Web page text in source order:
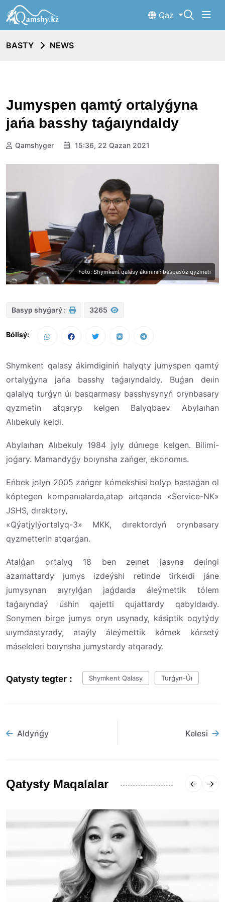
Qaz
BASTY NEWS
Jumyspen qamtý ortalyǵyna
jańa basshy taǵaıyndaldy
Qamshyger 15:36, 22 Qazan 2021
Foto: Shymkent qalasy ákiminiń baspasóz qyzmeti
Basyp shyǵarý : 3265
Bólisý:
Shymkent qalasy ákimdiginiń halyqty jumyspen qamtý
ortalyǵyna jańa basshy taǵaıyndaldy. Buǵan deıin
qalalyq turǵyn úı basqarmasy basshysynyń orynbasary
qyzmetin atqaryp kelgen Balyqbaev Abylaıhan
Alıbekuly keldi.
Abylaıhan Alıbekuly 1984 jyly dúnıege kelgen. Bilimi-
joǵary. Mamandyǵy boıynsha zańger, ekonomıs.
Eńbek jolyn 2005 zańger kómekshisi bolyp bastaǵan ol
kóptegen kompanıalarda,atap aıtqanda «Service-NK»
JSHS, dırektory,
«Qýatjylýortalyq-3» MKK, dırektordyń orynbasary
qyzmetterin atqarǵan.
Atalǵan ortalyq 18 ben zeınet jasyna deıingi
azamattardy jumys izdeýshi retinde tirkeıdi jáne
jumysynan aıyrylǵan jaǵdaıda áleýmettik tólem
taǵaıyndaý úshin qajetti qujattardy qabyldaıdy.
Sonymen birge jumys oryn usynady, kásiptik oqytýdy
uıymdastyrady, ataýly áleýmettik kómek kórsetý
máseleleri boıynsha jumystardy atqarady.
Qatysty tegter : Shymkent Qalasy Turǵyn-Úı
Aldyńǵy Kelesi
Qatysty Maqalalar